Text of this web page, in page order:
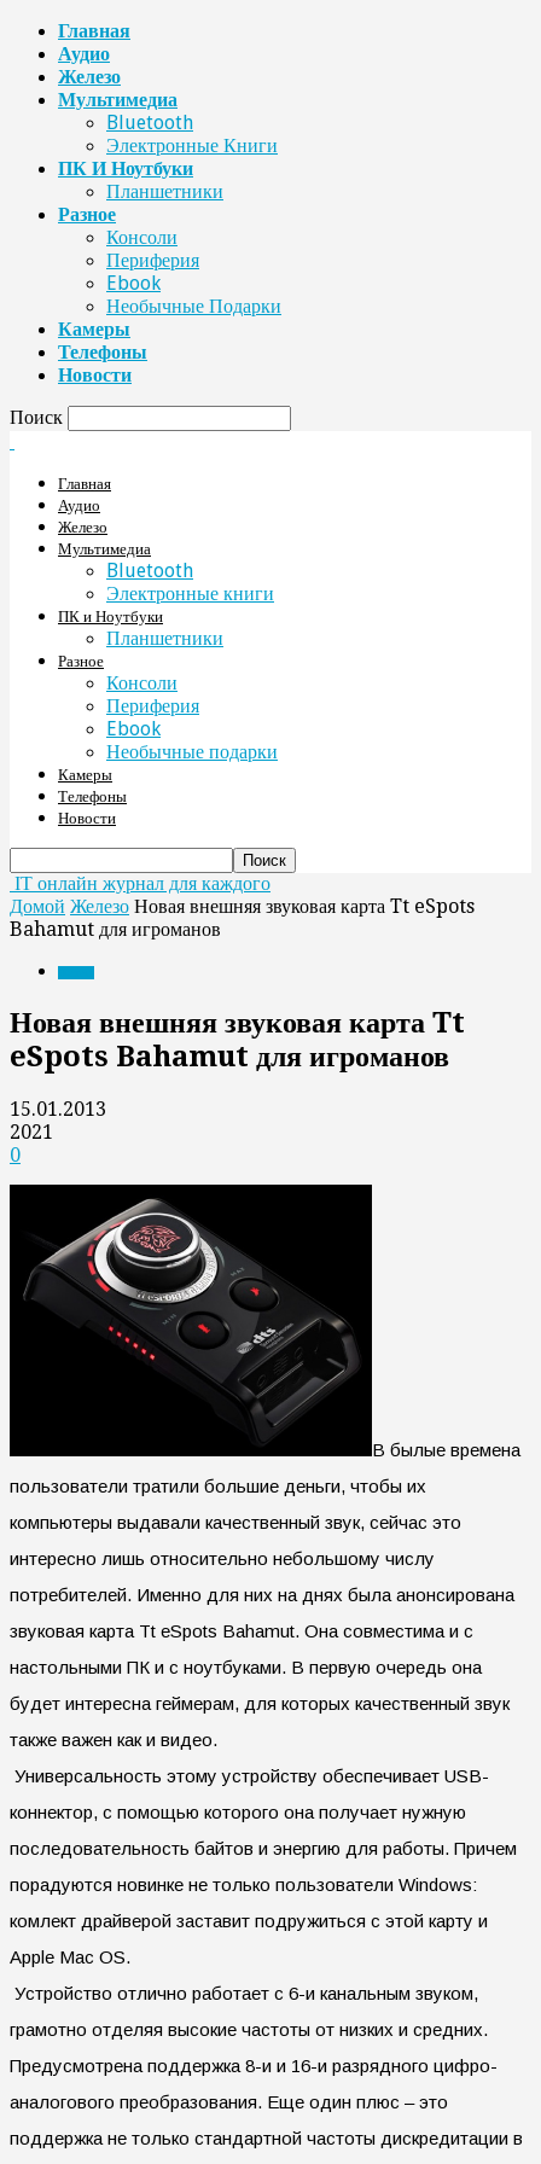
Главная
Аудио
Железо
Мультимедиа
Bluetooth
Электронные Книги
ПК И Ноутбуки
Планшетники
Разное
Консоли
Периферия
Ebook
Необычные Подарки
Камеры
Телефоны
Новости
Поиск
Главная
Аудио
Железо
Мультимедиа
Bluetooth
Электронные книги
ПК и Ноутбуки
Планшетники
Разное
Консоли
Периферия
Ebook
Необычные подарки
Камеры
Телефоны
Новости
IT онлайн журнал для каждого
Домой Железо Новая внешняя звуковая карта Tt eSpots
Bahamut для игроманов
Новая внешняя звуковая карта Tt
eSpots Bahamut для игроманов
15.01.2013
2021
0
В былые времена
пользователи тратили большие деньги, чтобы их
компьютеры выдавали качественный звук, сейчас это
интересно лишь относительно небольшому числу
потребителей. Именно для них на днях была анонсирована
звуковая карта Tt eSpots Bahamut. Она совместима и с
настольными ПК и с ноутбуками. В первую очередь она
будет интересна геймерам, для которых качественный звук
также важен как и видео.
Универсальность этому устройству обеспечивает USB-
коннектор, с помощью которого она получает нужную
последовательность байтов и энергию для работы. Причем
порадуются новинке не только пользователи Windows:
комлект драйверой заставит подружиться с этой карту и
Apple Maс OS.
Устройство отлично работает с 6-и канальным звуком,
грамотно отделяя высокие частоты от низких и средних.
Предусмотрена поддержка 8-и и 16-и разрядного цифро-
аналогового преобразования. Еще один плюс – это
поддержка не только стандартной частоты дискредитации в